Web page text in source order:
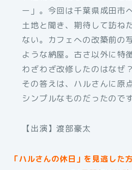
ー」。今回は千葉県成田市
土地と聞き、期待して訪ね
ない。カフェへの改築前の
ような納屋。古さ以外に特
わざわざ改修したのはなぜ
その答えは、ハルさんに原
シンプルなものだったのです
【出演】渡部豪太
「ハルさんの休日」 を見逃した